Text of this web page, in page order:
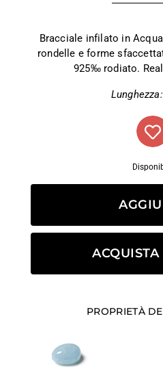
Bracciale infilato in
rondelle e forme
925‰ rodiato.
PROPRIETÀ